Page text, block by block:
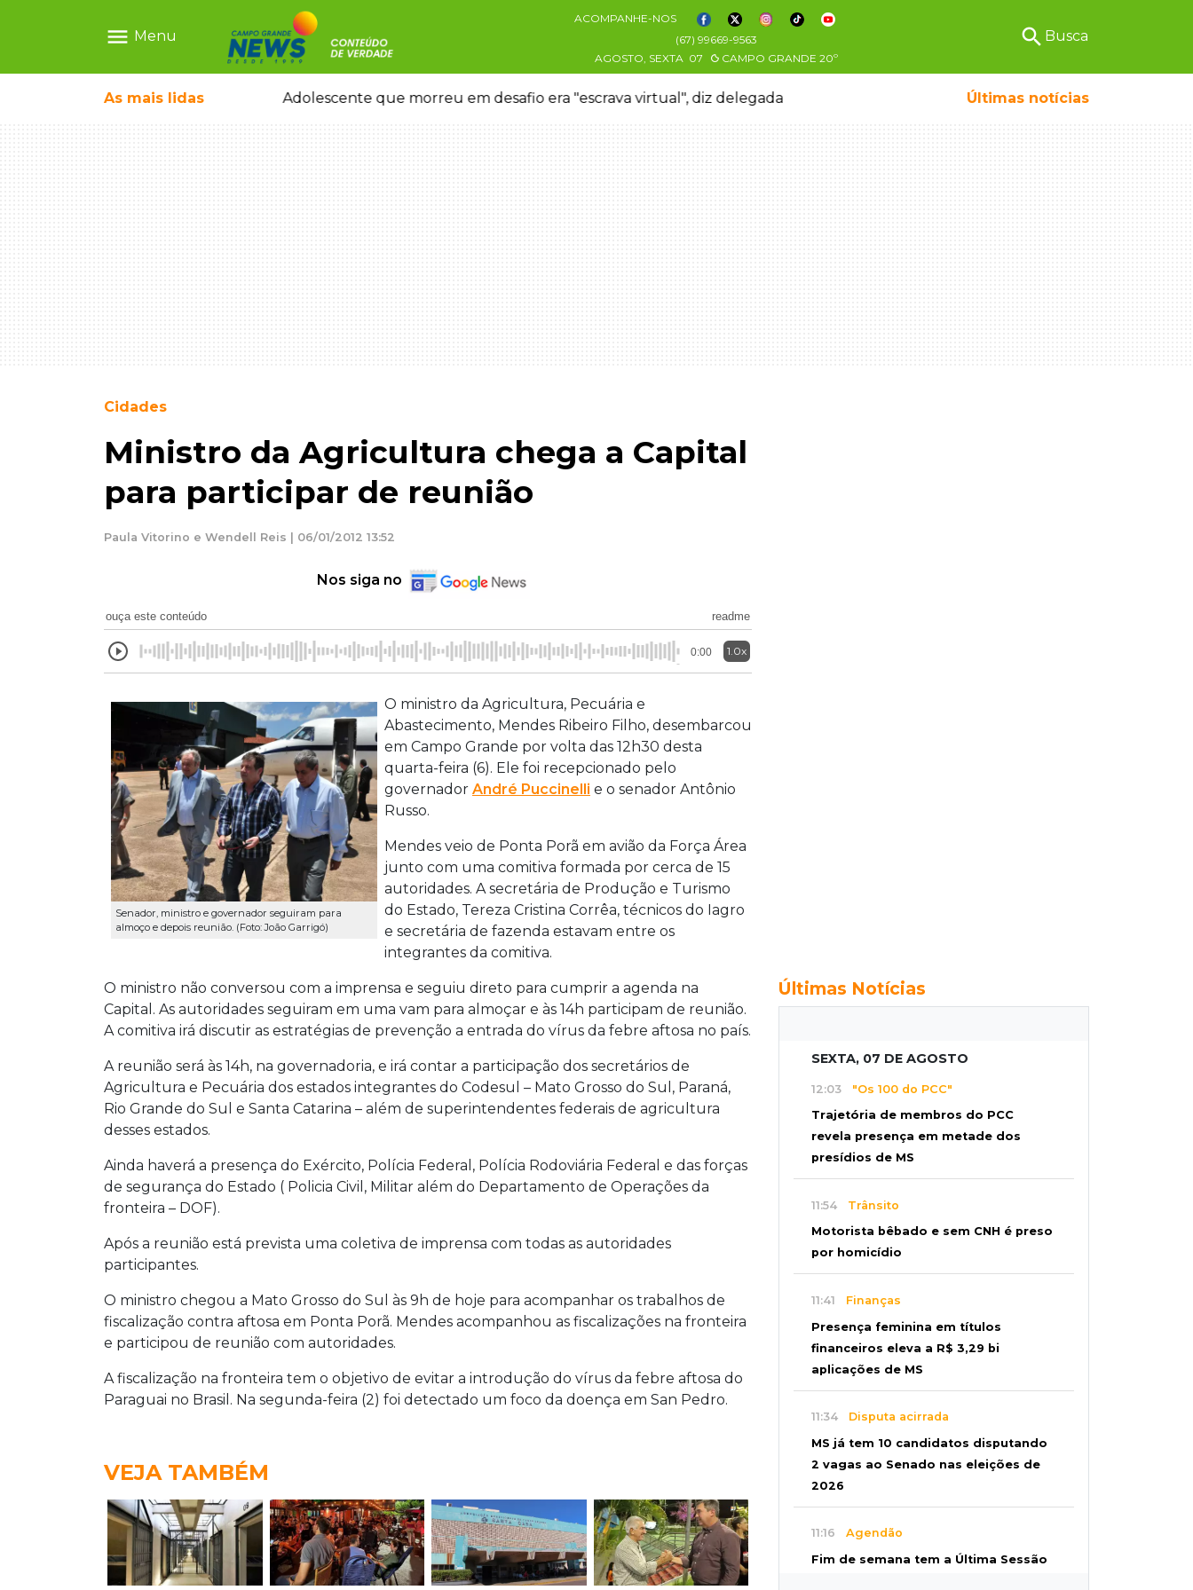
menu Menu
ACOMPANHE-NOS
(67) 99669-9563
AGOSTO, SEXTA 07 CAMPO GRANDE 20º
search Busca
As mais lidas
em caminhão estacionado Adolescente que morreu em desafio era "escrava virtual", diz delegada Últimas notícias
Cidades
Ministro da Agricultura chega a Capital
para participar de reunião
Paula Vitorino e Wendell Reis | 06/01/2012 13:52
Nos siga no
ouça este conteúdo readme
0:00 1.0x
Senador, ministro e governador seguiram para
almoço e depois reunião. (Foto: João Garrigó)
O ministro da Agricultura, Pecuária e
Abastecimento, Mendes Ribeiro Filho, desembarcou
em Campo Grande por volta das 12h30 desta
quarta-feira (6). Ele foi recepcionado pelo
governador André Puccinelli e o senador Antônio
Russo.
Mendes veio de Ponta Porã em avião da Força Área
junto com uma comitiva formada por cerca de 15
autoridades. A secretária de Produção e Turismo
do Estado, Tereza Cristina Corrêa, técnicos do Iagro
e secretária de fazenda estavam entre os
integrantes da comitiva.
O ministro não conversou com a imprensa e seguiu direto para cumprir a agenda na
Capital. As autoridades seguiram em uma vam para almoçar e às 14h participam de reunião.
A comitiva irá discutir as estratégias de prevenção a entrada do vírus da febre aftosa no país.
A reunião será às 14h, na governadoria, e irá contar a participação dos secretários de
Agricultura e Pecuária dos estados integrantes do Codesul – Mato Grosso do Sul, Paraná,
Rio Grande do Sul e Santa Catarina – além de superintendentes federais de agricultura
desses estados.
Ainda haverá a presença do Exército, Polícia Federal, Polícia Rodoviária Federal e das forças
de segurança do Estado ( Policia Civil, Militar além do Departamento de Operações da
fronteira – DOF).
Após a reunião está prevista uma coletiva de imprensa com todas as autoridades
participantes.
O ministro chegou a Mato Grosso do Sul às 9h de hoje para acompanhar os trabalhos de
fiscalização contra aftosa em Ponta Porã. Mendes acompanhou as fiscalizações na fronteira
e participou de reunião com autoridades.
A fiscalização na fronteira tem o objetivo de evitar a introdução do vírus da febre aftosa do
Paraguai no Brasil. Na segunda-feira (2) foi detectado um foco da doença em San Pedro.
VEJA TAMBÉM
Últimas Notícias
SEXTA, 07 DE AGOSTO
12:03 "Os 100 do PCC"
Trajetória de membros do PCC
revela presença em metade dos
presídios de MS
11:54 Trânsito
Motorista bêbado e sem CNH é preso
por homicídio
11:41 Finanças
Presença feminina em títulos
financeiros eleva a R$ 3,29 bi
aplicações de MS
11:34 Disputa acirrada
MS já tem 10 candidatos disputando
2 vagas ao Senado nas eleições de
2026
11:16 Agendão
Fim de semana tem a Última Sessão